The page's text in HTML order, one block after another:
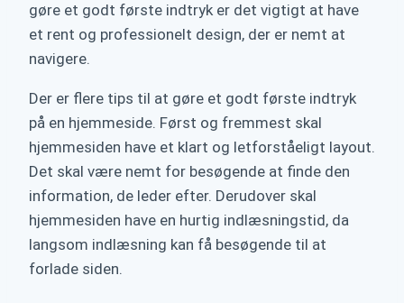
gøre et godt første indtryk er det vigtigt at have
et rent og professionelt design, der er nemt at
navigere.
Der er flere tips til at gøre et godt første indtryk
på en hjemmeside. Først og fremmest skal
hjemmesiden have et klart og letforståeligt layout.
Det skal være nemt for besøgende at finde den
information, de leder efter. Derudover skal
hjemmesiden have en hurtig indlæsningstid, da
langsom indlæsning kan få besøgende til at
forlade siden.